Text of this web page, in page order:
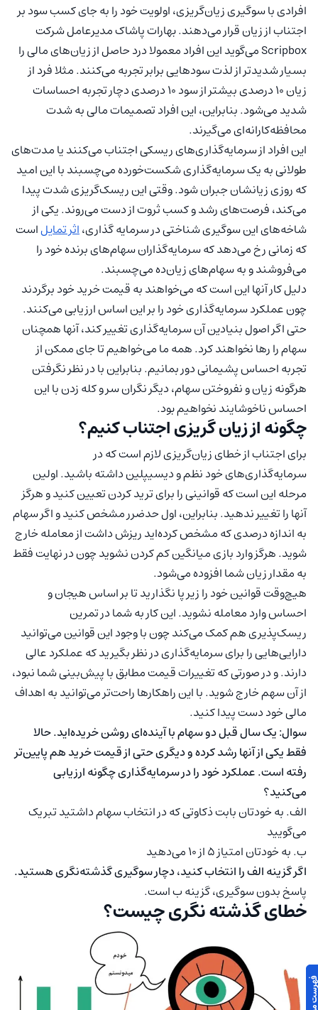
افرادی با سوگیری زیان‌گریزی، اولویت خود را به جای کسب سود بر
اجتناب از زیان قرار می‌دهند. بهارات پاشاک مدیرعامل شرکت
Scripbox می‌گوید این افراد معمولا درد حاصل از زیان‌های مالی را
بسیار شدیدتر از لذت سودهایی برابر تجربه می‌کنند. مثلا فرد از
زیان ۱۰ درصدی بیشتر از سود ۱۰ درصدی دچار تجربه احساسات
شدید می‌شود. بنابراین، این افراد تصمیمات مالی به شدت
محافظه‌کارانه‌ای می‌گیرند.
این افراد از سرمایه‌گذاری‌های ریسکی اجتناب می‌کنند یا مدت‌های
طولانی به یک سرمایه‌گذاری شکست‌خورده می‌چسبند با این امید
که روزی زیانشان جبران شود. وقتی این ریسک‌گریزی شدت پیدا
می‌کند، فرصت‌های رشد و کسب ثروت از دست می‌روند. یکی از
شاخه‌های این سوگیری شناختی در سرمایه گذاری،اثر تمایلاست
که زمانی رخ می‌دهد که سرمایه‌گذاران سهام‌های برنده خود را
می‌فروشند و به سهام‌های زیان‌ده می‌چسبند.
دلیل کار آنها این است که می‌خواهند به قیمت خرید خود برگردند
چون عملکرد سرمایه‌گذاری خود را بر این اساس ارزیابی می‌کنند.
حتی اگر اصول بنیادین آن سرمایه‌گذاری تغییر کند، آنها همچنان
سهام را رها نخواهند کرد. همه ما می‌خواهیم تا جای ممکن از
تجربه احساس پشیمانی دور بمانیم. بنابراین با در نظر نگرفتن
هرگونه زیان و نفروختن سهام، دیگر نگران سر و کله زدن با این
احساس ناخوشایند نخواهیم بود.
چگونه از زیان گریزی اجتناب کنیم؟
برای اجتناب از خطای زیان‌گریزی لازم است که در
سرمایه‌گذاری‌های خود نظم و دیسیپلین داشته باشید. اولین
مرحله این است که قوانینی را برای ترید کردن تعیین کنید و هرگز
آنها را تغییر ندهید. بنابراین، اول حدضرر مشخص کنید و اگر سهام
به اندازه درصدی که مشخص کرده‌اید ریزش داشت از معامله خارج
شوید. هرگز وارد بازی میانگین کم کردن نشوید چون در نهایت فقط
به مقدار زیان شما افزوده می‌شود.
هیچ‌وقت قوانین خود را زیر پا نگذارید تا بر اساس هیجان و
احساس وارد معامله نشوید. این کار به شما در تمرین
ریسک‌پذیری هم کمک می‌کند چون با وجود این قوانین می‌توانید
دارایی‌هایی را برای سرمایه‌گذاری در نظر بگیرید که عملکرد عالی
دارند. و در صورتی که تغییرات قیمت مطابق با پیش‌بینی شما نبود،
از آن سهم خارج شوید. با این راهکارها راحت‌تر می‌توانید به اهداف
مالی خود دست پیدا کنید.
سوال: یک سال قبل دو سهام با آینده‌ای روشن خریده‌اید. حالا
فقط یکی از آنها رشد کرده و دیگری حتی از قیمت خرید هم پایین‌تر
رفته است. عملکرد خود را در سرمایه‌گذاری چگونه ارزیابی
می‌کنید؟
الف. به خودتان بابت ذکاوتی که در انتخاب سهام داشتید تبریک
می‌گویید
ب. به خودتان امتیاز ۵ از ۱۰ می‌دهید
اگر گزینه الف را انتخاب کنید، دچار سوگیری گذشته‌نگری هستید.
پاسخ بدون سوگیری، گزینه ب است.
خطای گذشته نگری چیست؟